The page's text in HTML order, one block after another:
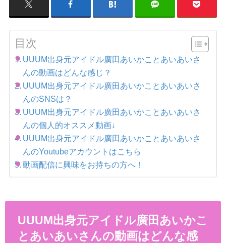
目次
UUUM出身元アイドル廣田あいかことあいあいさ
んの動画はどんな感じ？
UUUM出身元アイドル廣田あいかことあいあいさ
んのSNSは？
UUUM出身元アイドル廣田あいかことあいあいさ
んの個人的オススメ動画↓
UUUM出身元アイドル廣田あいかことあいあいさ
んのYoutubeアカウントはこちら
動画配信に興味をお持ちの方へ！
UUUM出身元アイドル廣田あいかこ
とあいあいさんの動画はどんな感